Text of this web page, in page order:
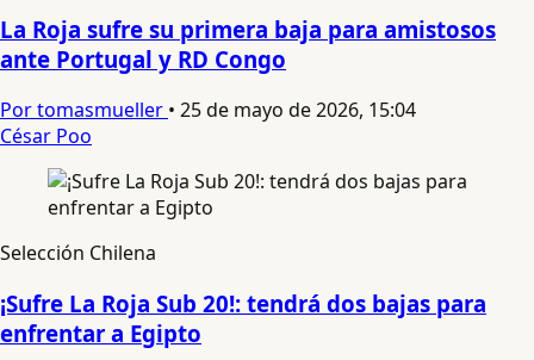
La Roja sufre su primera baja para amistosos
ante Portugal y RD Congo
Por tomasmueller • 25 de mayo de 2026, 15:04
César Poo
Selección Chilena
¡Sufre La Roja Sub 20!: tendrá dos bajas para
enfrentar a Egipto